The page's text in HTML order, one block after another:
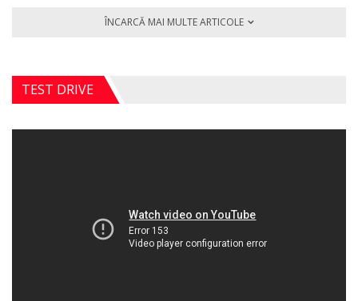
ÎNCARCĂ MAI MULTE ARTICOLE
TEST DRIVE